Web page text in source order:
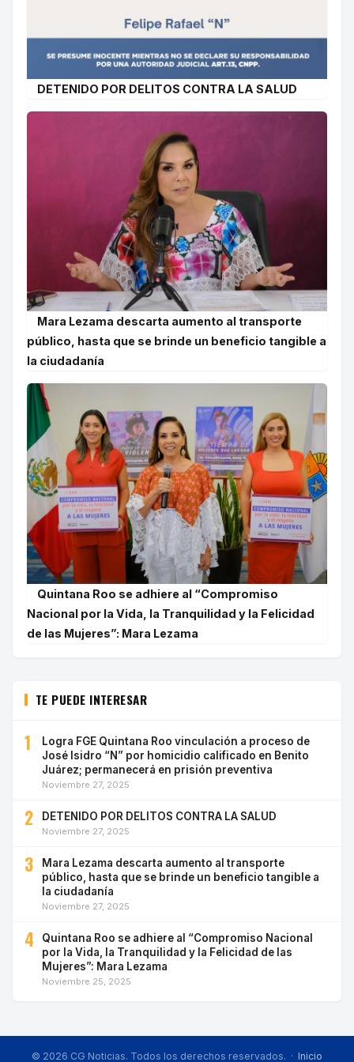
DETENIDO POR DELITOS CONTRA LA SALUD
Mara Lezama descarta aumento al transporte
público, hasta que se brinde un beneficio tangible a
la ciudadanía
Quintana Roo se adhiere al “Compromiso
Nacional por la Vida, la Tranquilidad y la Felicidad
de las Mujeres”: Mara Lezama
TE PUEDE INTERESAR
1
Logra FGE Quintana Roo vinculación a proceso de
José Isidro “N” por homicidio calificado en Benito
Juárez; permanecerá en prisión preventiva
Noviembre 27, 2025
2 DETENIDO POR DELITOS CONTRA LA SALUD
Noviembre 27, 2025
3
Mara Lezama descarta aumento al transporte
público, hasta que se brinde un beneficio tangible a
la ciudadanía
Noviembre 27, 2025
4
Quintana Roo se adhiere al “Compromiso Nacional
por la Vida, la Tranquilidad y la Felicidad de las
Mujeres”: Mara Lezama
Noviembre 25, 2025
© 2026 CG Noticias. Todos los derechos reservados. · Inicio